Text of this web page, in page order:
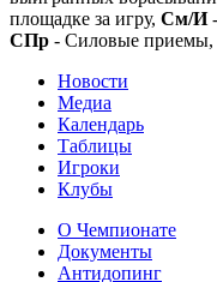
площадке за игру, См/И-
СПр - Силовые приемы,
Новости
Медиа
Календарь
Таблицы
Игроки
Клубы
О Чемпионате
Документы
Антидопинг